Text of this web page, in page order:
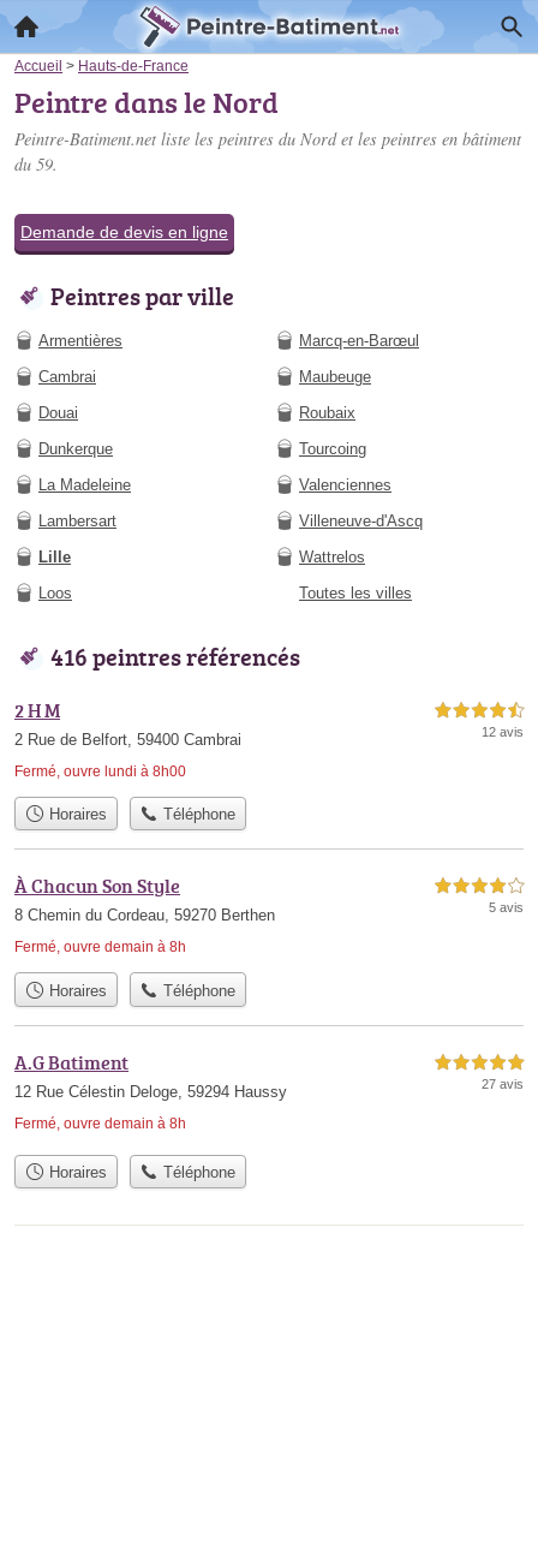
Accueil > Hauts-de-France
Peintre dans le Nord
Peintre-Batiment.net liste les peintres du Nordet les peintres en bâtiment
du 59.
Demande de devis en ligne
Peintres par ville
Armentières
Cambrai
Douai
Dunkerque
La Madeleine
Lambersart
Lille
Loos
Marcq-en-Barœul
Maubeuge
Roubaix
Tourcoing
Valenciennes
Villeneuve-d'Ascq
Wattrelos
Toutes les villes
416 peintres référencés
2 H M
2 Rue de Belfort, 59400 Cambrai
Fermé, ouvre lundi à 8h00
4,5 étoiles sur 5
12 avis
Horaires Téléphone
À Chacun Son Style
8 Chemin du Cordeau, 59270 Berthen
Fermé, ouvre demain à 8h
4,0 étoiles sur 5
5 avis
Horaires Téléphone
A.G Batiment
12 Rue Célestin Deloge, 59294 Haussy
Fermé, ouvre demain à 8h
5,0 étoiles sur 5
27 avis
Horaires Téléphone